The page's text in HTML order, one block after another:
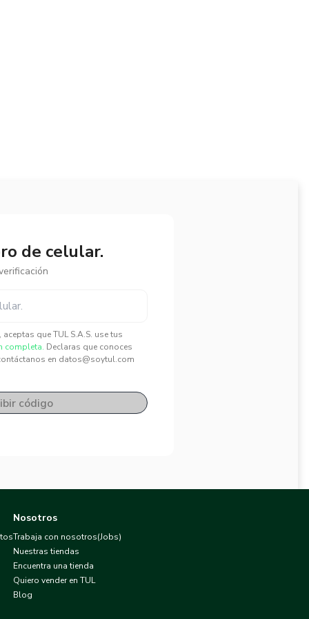
de celular.
que TUL S.A.S. use tus
completa. Declaras que conoces
en datos@soytul.com
código
Nosotros
Trabaja con nosotros(Jobs)
Nuestras tiendas
Encuentra una tienda
Quiero vender en TUL
Blog